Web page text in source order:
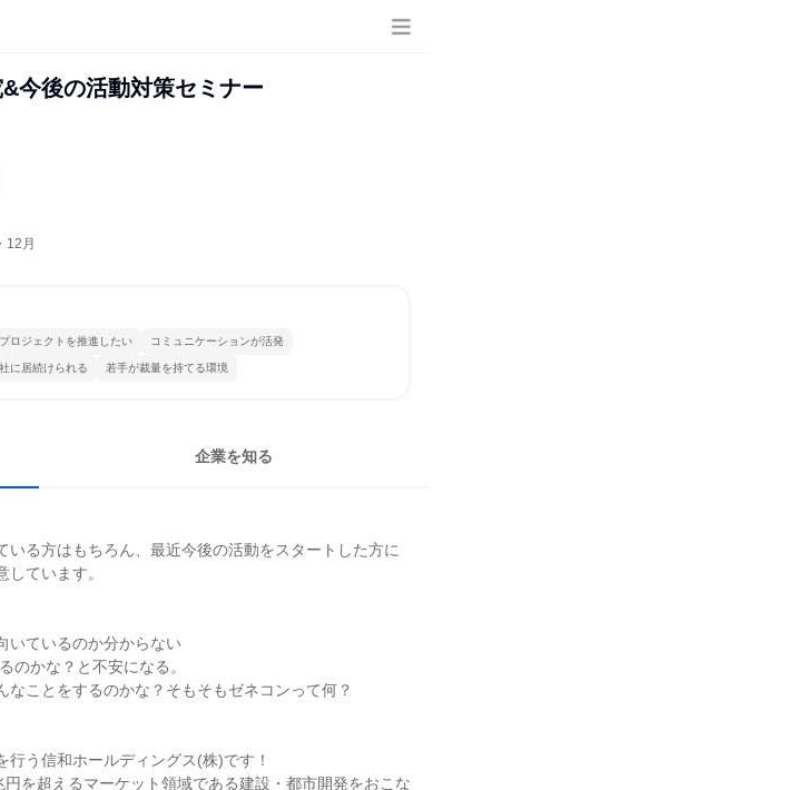
今後の活動対策セミナー
12月
プロジェクトを推進したい コミュニケーションが活発
に居続けられる 若手が裁量を持てる環境
企業を知る
る方はもちろん、最近今後の活動をスタートした方に
ています。
いているのか分からない
のかな？と不安になる。
なことをするのかな？そもそもゼネコンって何？
う信和ホールディングス(株)です！
を超えるマーケット領域である建設・都市開発をおこな